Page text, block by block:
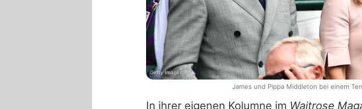
In ihrer eigenen Kolumne im Waitrose
Getty Images
James und Pippa Middleton bei einem